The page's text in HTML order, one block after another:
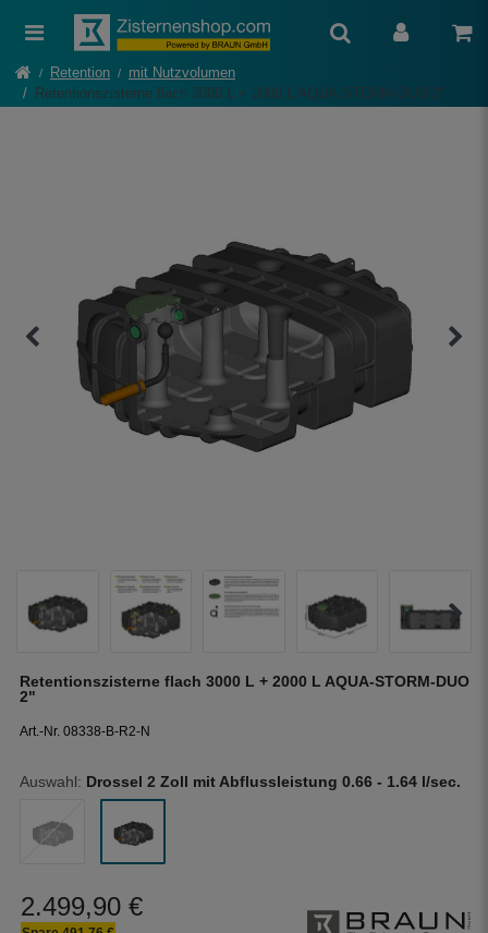
Retention
mit Nutzvolumen
Retentionszisterne flach 3000 L + 2000 L AQUA-STORM-DUO 2"
Retentionszisterne flach 3000 L + 2000 L AQUA-STORM-DUO
2"
Art.-Nr. 08338-B-R2-N
2.499,90 €
Auswahl: Drossel 2 Zoll mit Abflussleistung 0.66 - 1.64 l/sec.